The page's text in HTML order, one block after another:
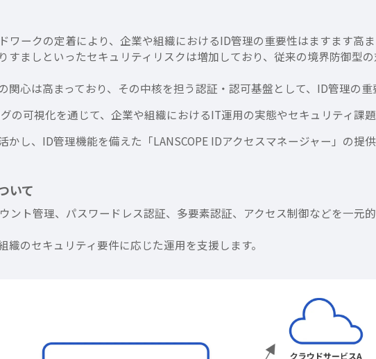
ークの定着により、企業や組織におけるID管理の重要性はますます高
すましといったセキュリティリスクは増加しており、従来の境界防御型
心は高まっており、その中核を担う認証・認可基盤として、ID管理の重
の可視化を通じて、企業や組織におけるIT運用の実態やセキュリティ課題
し、ID管理機能を備えた「LANSCOPE IDアクセスマネージャー」の提供
いて
ウント管理、パスワードレス認証、多要素認証、アクセス制御などを一元
のセキュリティ要件に応じた運用を支援します。